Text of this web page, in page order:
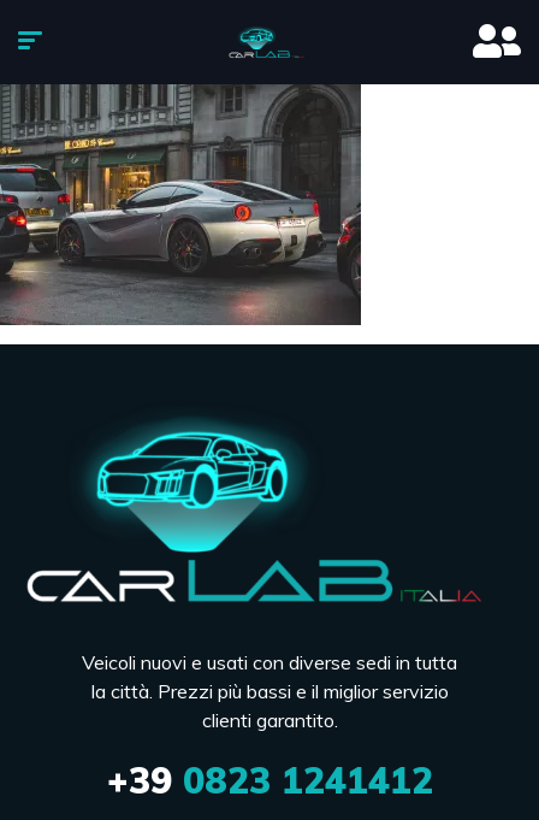
Veicoli nuovi e usati con diverse sedi in tutta
la città. Prezzi più bassi e il miglior servizio
clienti garantito.
+390823 1241412